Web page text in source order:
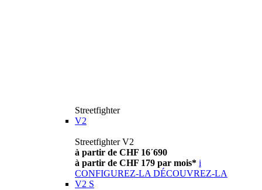
Streetfighter
V2
Streetfighter V2
à partir de CHF 16´690
à partir de CHF 179 par mois* i
CONFIGUREZ-LA DÉCOUVREZ-LA
V2 S